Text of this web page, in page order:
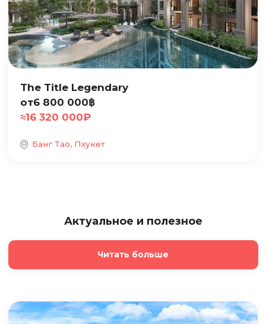
The Title Legendary
от6 800 000฿
≈16 320 000₽
Банг Тао, Пхукет
Актуальное и полезное
Читать больше